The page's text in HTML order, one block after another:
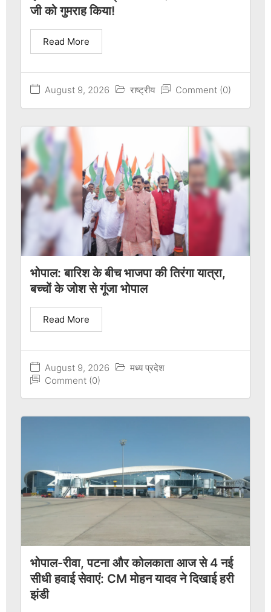
जी को गुमराह किया!
August 9, 2026 राष्ट्रीय Comment (0)
Read More
भोपाल: बारिश के बीच भाजपा की तिरंगा यात्रा,
बच्चों के जोश से गूंजा भोपाल
August 9, 2026
मध्य प्रदेश
Comment (0)
Read More
भोपाल-रीवा, पटना और कोलकाता आज से 4 नई
सीधी हवाई सेवाएं: CM मोहन यादव ने दिखाई हरी
झंडी